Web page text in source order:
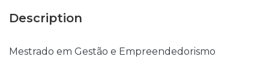
Description
Mestrado em Gestão e Empreendedorismo